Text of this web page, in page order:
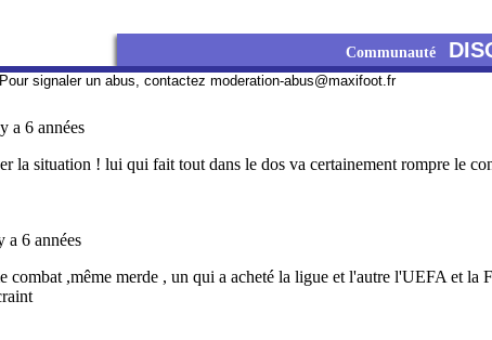
Communauté
Pour signaler un abus, contactez moderation-abus@maxifoot.fr